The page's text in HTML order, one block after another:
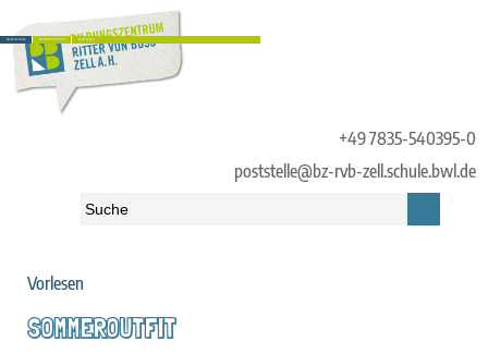
+49 7835-540395-0
poststelle@bz-rvb-zell.schule.bwl.de
RvB.Schule RvB.Menschen RvB.Infos
Startseite» RvB.Schule»
Vorlesen
SOMMEROUTFIT